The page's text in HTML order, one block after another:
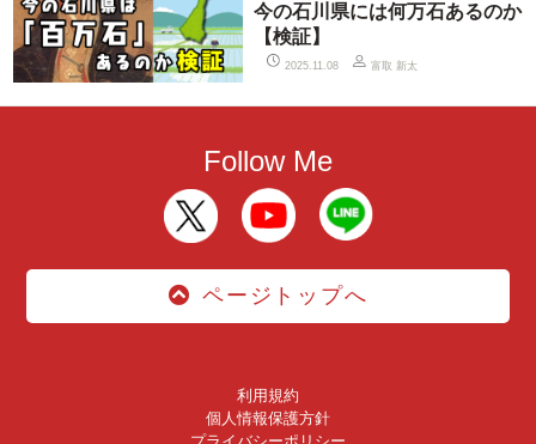
今の石川県には何万石あるのか
【検証】
2025.11.08 富取 新太
Follow Me
ページトップへ
利用規約
個人情報保護方針